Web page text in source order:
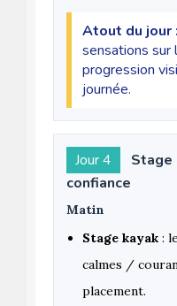
Atout du jour :
sensations sur
progression
journée.
Jour 4
Stage
confiance
Matin
Stage kayak :
calmes /
placement.